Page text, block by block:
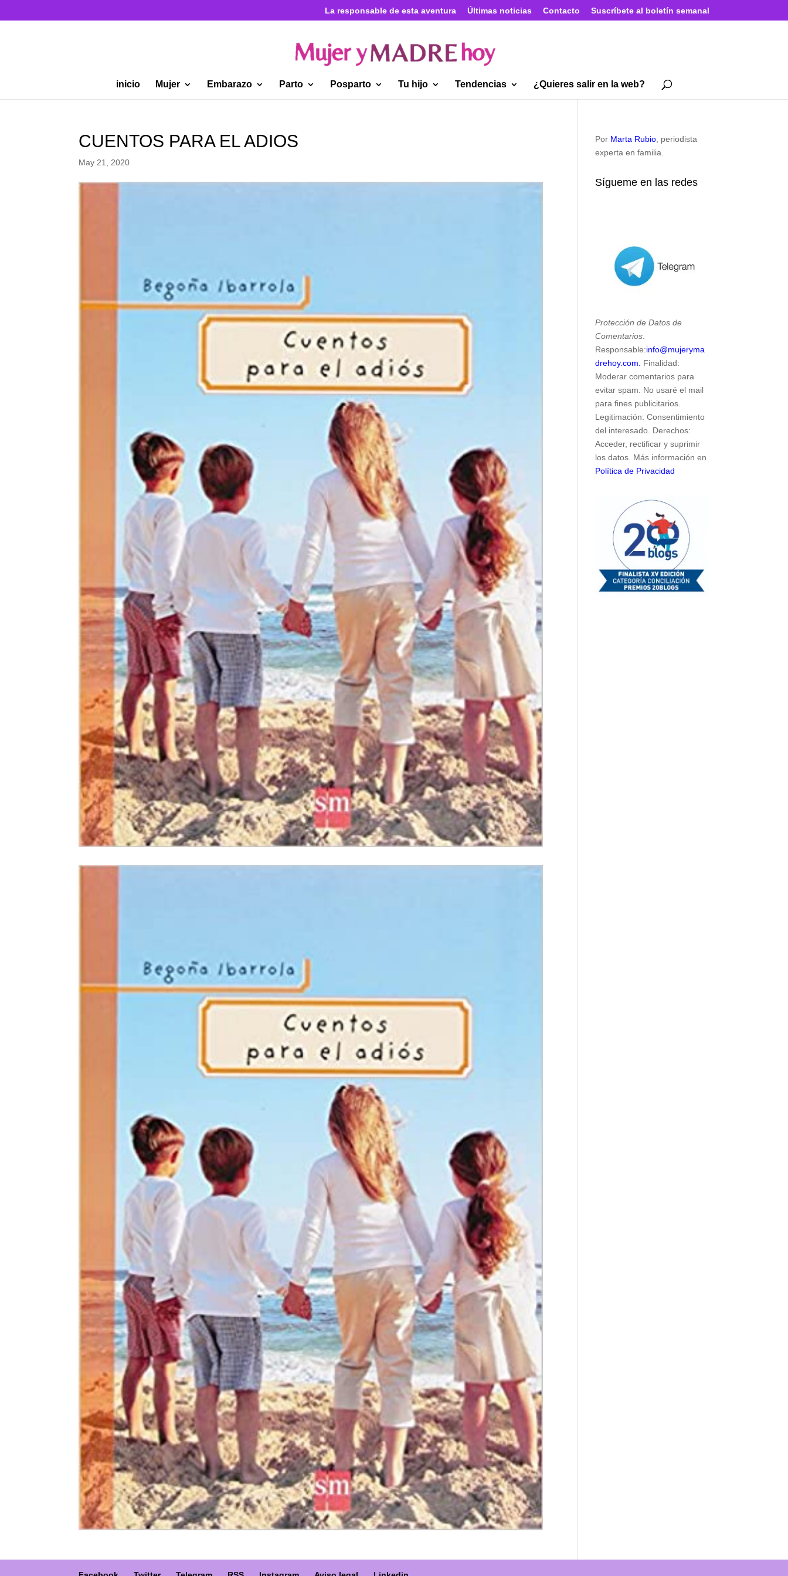
La responsable de esta aventura Últimas noticias Contacto Suscríbete al boletín semanal
inicio Mujer Embarazo Parto Posparto Tu hijo Tendencias ¿Quieres salir en la web?
CUENTOS PARA EL ADIOS
May 21, 2020
Por Marta Rubio , periodista
experta en familia.
Sígueme en las redes
Protección de Datos de
Comentarios
Responsable:info@mujeryma
drehoy.com.
Finalidad:
Moderar comentarios para
evitar spam. No usaré el mail
para fines publicitarios.
Legitimación: Consentimiento
del interesado. Derechos:
Acceder, rectificar y suprimir
los datos. Más información en
Política de Privacidad